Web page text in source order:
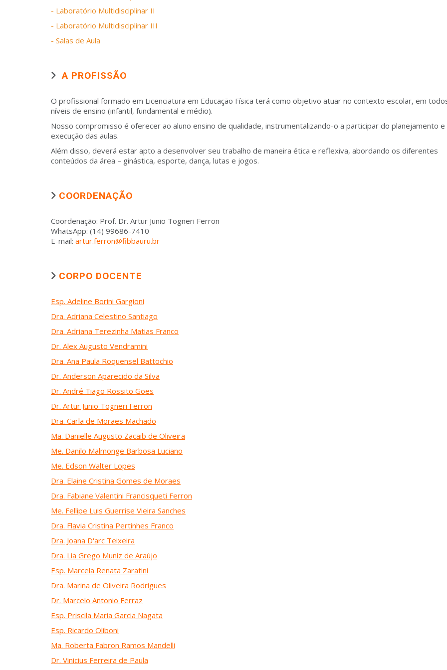
- Laboratório Multidisciplinar II
- Laboratório Multidisciplinar III
- Salas de Aula
A PROFISSÃO
O profissional formado em Licenciatura em Educação Física terá como objetivo atuar no contexto escolar, em
níveis de ensino (infantil, fundamental e médio).
Nosso compromisso é oferecer ao aluno ensino de qualidade, instrumentalizando-o a participar do planejamento e
execução das aulas.
Além disso, deverá estar apto a desenvolver seu trabalho de maneira ética e reflexiva, abordando os diferentes
conteúdos da área – ginástica, esporte, dança, lutas e jogos.
COORDENAÇÃO
Coordenação: Prof. Dr. Artur Junio Togneri Ferron
WhatsApp: (14) 99686-7410
E-mail: artur.ferron@fibbauru.br
CORPO DOCENTE
Esp. Adeline Borini Gargioni
Dra. Adriana Celestino Santiago
Dra. Adriana Terezinha Matias Franco
Dr. Alex Augusto Vendramini
Dra. Ana Paula Roquensel Battochio
Dr. Anderson Aparecido da Silva
Dr. André Tiago Rossito Goes
Dr. Artur Junio Togneri Ferron
Dra. Carla de Moraes Machado
Ma. Danielle Augusto Zacaib de Oliveira
Me. Danilo Malmonge Barbosa Luciano
Me. Edson Walter Lopes
Dra. Elaine Cristina Gomes de Moraes
Dra. Fabiane Valentini Francisqueti Ferron
Me. Fellipe Luis Guerrise Vieira Sanches
Dra. Flavia Cristina Pertinhes Franco
Dra. Joana D'arc Teixeira
Dra. Lia Grego Muniz de Araújo
Esp. Marcela Renata Zaratini
Dra. Marina de Oliveira Rodrigues
Dr. Marcelo Antonio Ferraz
Esp. Priscila Maria Garcia Nagata
Esp. Ricardo Oliboni
Ma. Roberta Fabron Ramos Mandelli
Dr. Vinicius Ferreira de Paula